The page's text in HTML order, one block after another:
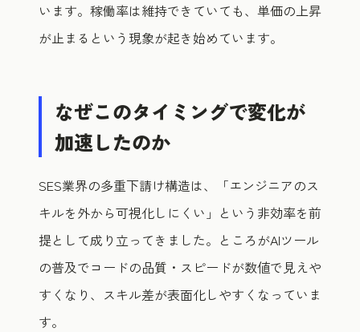
います。稼働率は維持できていても、単価の上昇
が止まるという現象が起き始めています。
なぜこのタイミングで変化が
加速したのか
SES業界の多重下請け構造は、「エンジニアのス
キルを外から可視化しにくい」という非効率を前
提として成り立ってきました。ところがAIツール
の普及でコードの品質・スピードが数値で見えや
すくなり、スキル差が表面化しやすくなっていま
す。